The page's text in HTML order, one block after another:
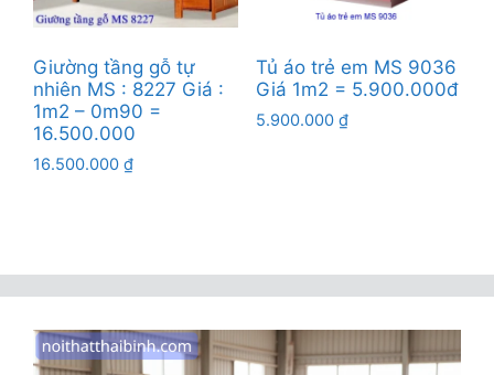
Giường tầng gỗ tự
nhiên MS : 8227 Giá :
1m2 – 0m90 =
16.500.000
16.500.000 ₫
Tủ áo trẻ em MS 9036
Giá 1m2 = 5.900.000đ
5.900.000 ₫